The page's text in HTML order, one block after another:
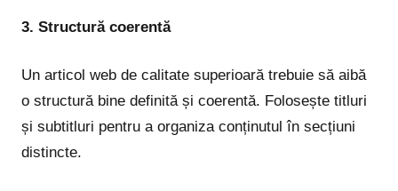
3. Structură coerentă
Un articol web de calitate superioară trebuie să aibă
o structură bine definită și coerentă. Folosește titluri
și subtitluri pentru a organiza conținutul în secțiuni
distincte.